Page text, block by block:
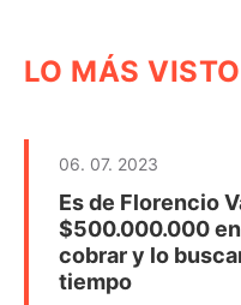
LO MÁS VISTO
06. 07. 2023
Es de Florencio
$500.000.000
cobrar y lo
tiempo